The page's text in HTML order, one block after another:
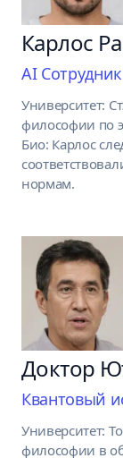
Карлос
AI
Университет:
философии по
Био: Карлос
нормам.
Доктор
Квантовый
Университет:
философии в